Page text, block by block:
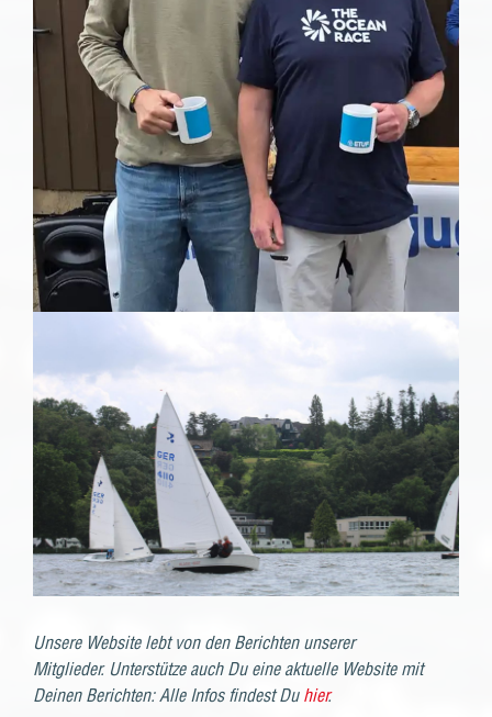
Unsere Website lebt von den Berichten unserer
Mitglieder. Unterstütze auch Du eine aktuelle Website mit
Deinen Berichten: Alle Infos findest Du hier.